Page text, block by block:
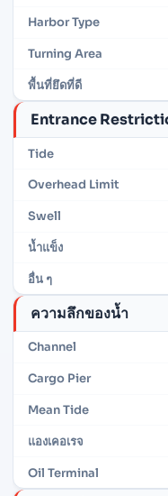
Harbor Type
Turning Area
พื้นที่ยึดที่ดี
Entrance
Tide
Overhead Limit
Swell
น้ำแข็ง
อื่น ๆ
ความลึกของน้ำ
Channel
Cargo Pier
Mean Tide
แองเคอเรจ
Oil Terminal